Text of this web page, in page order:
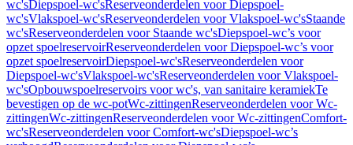
wc'sDiepspoel-wc'sReserveonderdelen voor Diepspoel-
wc'sVlakspoel-wc'sReserveonderdelen voor Vlakspoel-wc'sStaande
wc'sReserveonderdelen voor Staande wc'sDiepspoel-wc’s voor
opzet spoelreservoirReserveonderdelen voor Diepspoel-wc’s voor
opzet spoelreservoirDiepspoel-wc'sReserveonderdelen voor
Diepspoel-wc'sVlakspoel-wc'sReserveonderdelen voor Vlakspoel-
wc'sOpbouwspoelreservoirs voor wc's, van sanitaire keramiekTe
bevestigen op de wc-potWc-zittingenReserveonderdelen voor Wc-
zittingenWc-zittingenReserveonderdelen voor Wc-zittingenComfort-
wc'sReserveonderdelen voor Comfort-wc'sDiepspoel-wc’s